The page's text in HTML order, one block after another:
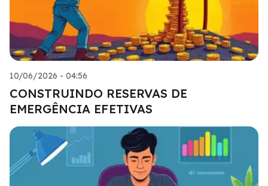
10/06/2026 - 04:56
CONSTRUINDO RESERVAS DE
EMERGÊNCIA EFETIVAS